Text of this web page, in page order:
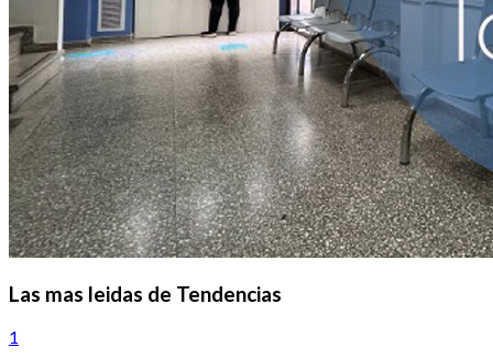
Las mas leidas de Tendencias
1